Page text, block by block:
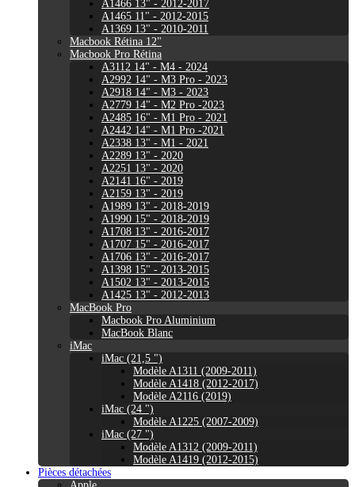
A1466 13" - 2012-2017
A1465 11" - 2012-2015
A1369 13" - 2010-2011
Macbook Rétina 12"
Macbook Pro Rétina
A3112 14" - M4 - 2024
A2992 14" - M3 Pro - 2023
A2918 14" - M3 - 2023
A2779 14" - M2 Pro -2023
A2485 16" - M1 Pro - 2021
A2442 14" - M1 Pro -2021
A2338 13" - M1 - 2021
A2289 13" - 2020
A2251 13" - 2020
A2141 16" - 2019
A2159 13" - 2019
A1989 13" - 2018-2019
A1990 15" - 2018-2019
A1708 13" - 2016-2017
A1707 15" - 2016-2017
A1706 13" - 2016-2017
A1398 15" - 2013-2015
A1502 13" - 2013-2015
A1425 13" - 2012-2013
MacBook Pro
Macbook Pro Aluminium
MacBook Blanc
iMac
iMac (21,5 ")
Modèle A1311 (2009-2011)
Modèle A1418 (2012-2017)
Modèle A2116 (2019)
iMac (24 ")
Modèle A1225 (2007-2009)
iMac (27 ")
Modèle A1312 (2009-2011)
Modèle A1419 (2012-2015)
Pièces détachées